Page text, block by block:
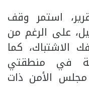
استمر وقف
على الرغم من
الاشتباك، كما
في منطقتي
مجلس الأمن ذات